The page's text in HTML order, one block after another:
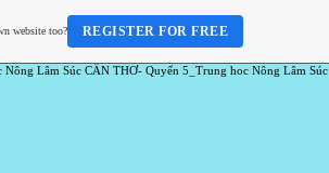
Lâm Súc CẦN THƠ- Quyển 5_Trung hoc Nông Lâm Súc
website too? REGISTER FOR FREE